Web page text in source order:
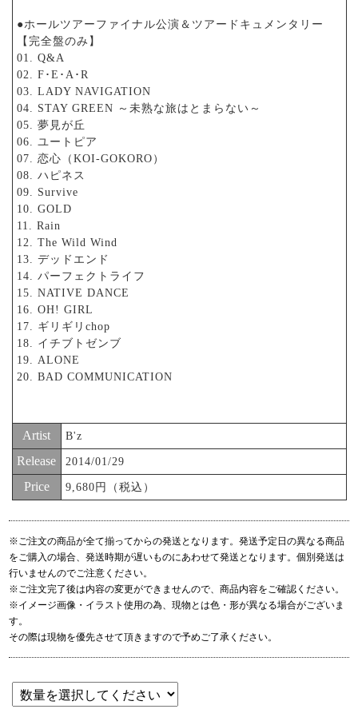
●ホールツアーファイナル公演＆ツアードキュメンタリー
【完全盤のみ】
01. Q&A
02. F･E･A･R
03. LADY NAVIGATION
04. STAY GREEN ～未熟な旅はとまらない～
05. 夢見が丘
06. ユートピア
07. 恋心（KOI-GOKORO）
08. ハピネス
09. Survive
10. GOLD
11. Rain
12. The Wild Wind
13. デッドエンド
14. パーフェクトライフ
15. NATIVE DANCE
16. OH! GIRL
17. ギリギリchop
18. イチブトゼンブ
19. ALONE
20. BAD COMMUNICATION
Artist B'z
Release 2014/01/29
Price 9,680円（税込）
※ご注文の商品が全て揃ってからの発送となります。発送予定日の異なる商品
をご購入の場合、発送時期が遅いものにあわせて発送となります。個別発送は
行いませんのでご注意ください。
※ご注文完了後は内容の変更ができませんので、商品内容をご確認ください。
※イメージ画像・イラスト使用の為、現物とは色・形が異なる場合がございま
す。
その際は現物を優先させて頂きますので予めご了承ください。